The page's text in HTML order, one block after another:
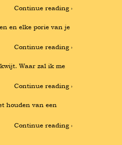
Continue reading ›
en elke porie van je
Continue reading ›
Waar zal ik me
Continue reading ›
houden van een
Continue reading ›